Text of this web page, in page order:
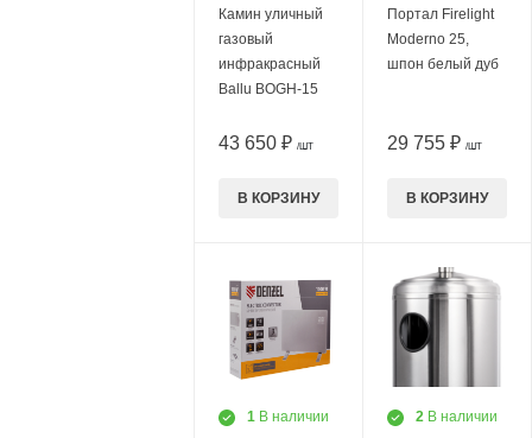
Камин уличный
газовый
инфракрасный
Ballu BOGH-15
43 650 ₽ /ШТ
В КОРЗИНУ
Портал Firelight
Moderno 25,
шпон белый дуб
29 755 ₽ /ШТ
В КОРЗИНУ
1 В наличии 2 В наличии